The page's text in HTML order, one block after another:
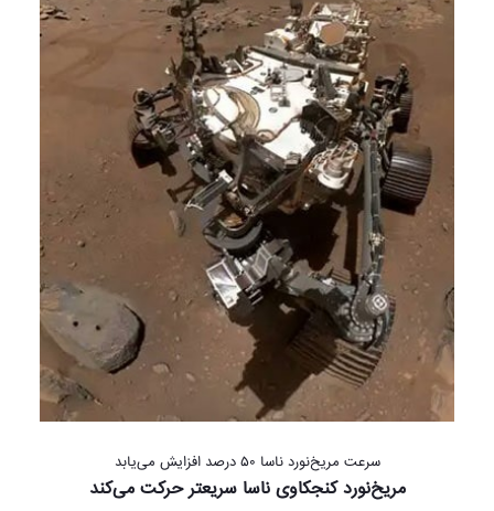
سرعت مریخ‌نورد ناسا ۵۰ درصد افزایش می‌یابد
مریخ‌نورد کنجکاوی ناسا سریعتر حرکت می‌کند